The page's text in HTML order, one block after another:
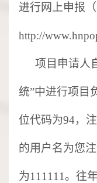
进行网上申报（
http://
项目申请人
统”中进行项目
位代码为94，
的用户名为您
为111111。往